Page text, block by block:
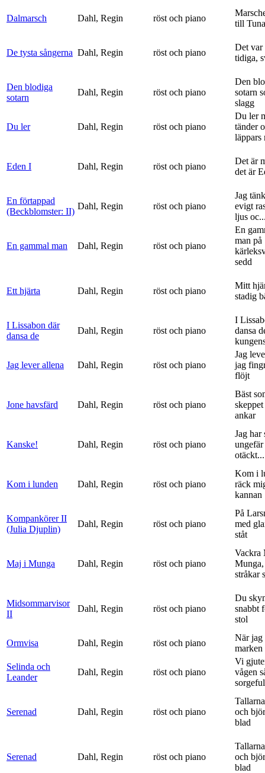
Dalmarsch Dahl, Regin röst och piano
till Tuna
De tysta sångerna Dahl, Regin röst och piano
Det var
tidiga,
Den blodiga
sotarn
Dahl, Regin röst och piano
Den
sotarn
slagg
Du ler Dahl, Regin röst och piano
Du ler
tänder
läppars
Eden I Dahl, Regin röst och piano
Det är
det är
En förtappad
(Beckblomster: II)
Dahl, Regin röst och piano
Jag
evigt
ljus
En gammal man Dahl, Regin röst och piano
En
man på
sedd
Ett hjärta Dahl, Regin röst och piano
Mitt
stadig
I Lissabon där
dansa de
Dahl, Regin röst och piano
I
dansa
Jag lever allena Dahl, Regin röst och piano
Jag
jag
flöjt
Jone havsfärd Dahl, Regin röst och piano
Bäst
ankar
Kanske! Dahl, Regin röst och piano
Jag har
otäckt...
Kom i lunden Dahl, Regin röst och piano
Kom i
räck
kannan
Kompankörer II
(Julia Djuplin)
Dahl, Regin röst och piano
På
med
ståt
Maj i Munga Dahl, Regin röst och piano
Vackra
stråkar
Midsommarvisor
II
Dahl, Regin röst och piano
Du
snabbt
stol
Ormvisa Dahl, Regin röst och piano
När jag
marken
Selinda och
Leander
Dahl, Regin röst och piano
Vi
vågen
Serenad Dahl, Regin röst och piano
och
blad
Serenad Dahl, Regin röst och piano
och
blad